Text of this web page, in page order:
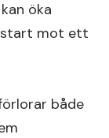
öka
start mot ett
både